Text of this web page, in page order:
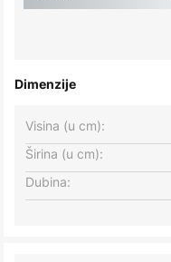
Dimenzije
Širina (u cm):
Visina (u cm):
Dubina: